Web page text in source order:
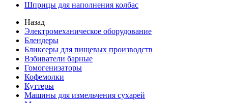
Шприцы для наполнения колбас
Назад
Электромеханическое оборудование
Блендеры
Бликсеры для пищевых производств
Взбиватели барные
Гомогенизаторы
Кофемолки
Куттеры
Машины для измельчения сухарей